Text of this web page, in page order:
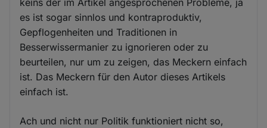
keins der im Artikel angesprochenen Probleme, ja
es ist sogar sinnlos und kontraproduktiv,
Gepflogenheiten und Traditionen in
Besserwissermanier zu ignorieren oder zu
beurteilen, nur um zu zeigen, das Meckern einfach
ist. Das Meckern für den Autor dieses Artikels
einfach ist.
Ach und nicht nur Politik funktioniert nicht so,